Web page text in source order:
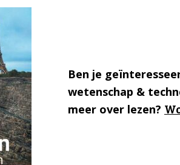
Ben je
wetenschap &
meer over lezen?